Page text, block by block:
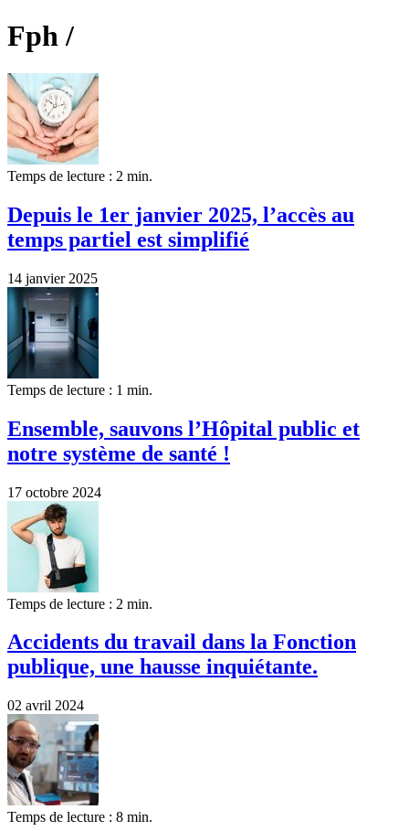
Fph /
Temps de lecture : 2 min.
Depuis le 1er janvier 2025, l’accès au
temps partiel est simplifié
14 janvier 2025
Temps de lecture : 1 min.
Ensemble, sauvons l’Hôpital public et
notre système de santé !
17 octobre 2024
Temps de lecture : 2 min.
Accidents du travail dans la Fonction
publique, une hausse inquiétante.
02 avril 2024
Temps de lecture : 8 min.